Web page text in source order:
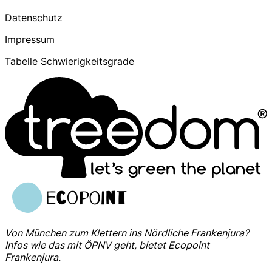
Datenschutz
Impressum
Tabelle Schwierigkeitsgrade
Von München zum Klettern ins Nördliche Frankenjura?
Infos wie das mit ÖPNV geht, bietet Ecopoint
Frankenjura.